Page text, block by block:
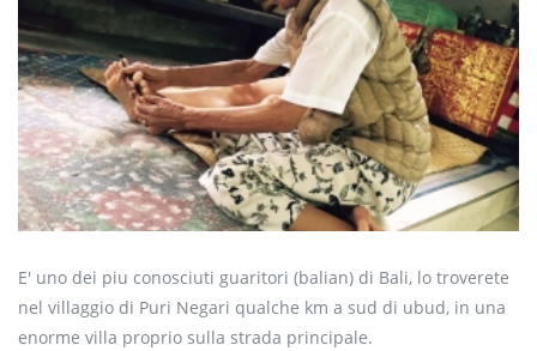
E' uno dei piu conosciuti guaritori (balian) di Bali, lo troverete
nel villaggio di Puri Negari qualche km a sud di ubud, in una
enorme villa proprio sulla strada principale.